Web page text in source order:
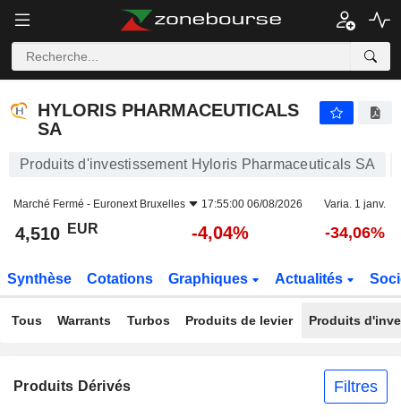
HYLORIS PHARMACEUTICALS
SA
Produits d'investissement Hyloris Pharmaceuticals SA
Marché Fermé - Euronext Bruxelles 17:55:00 06/08/2026 Varia. 1 janv.
4,510 EUR -4,04% -34,06%
Synthèse Cotations Graphiques Actualités
Tous Warrants Turbos Produits de levier Produits
Produits Dérivés Filtres